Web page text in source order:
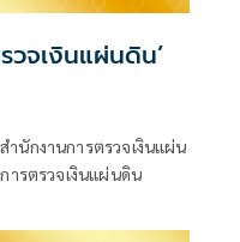
วจเงินแผ่นดิน’
นักงานการตรวจเงินแผ่น
ารตรวจเงินแผ่นดิน